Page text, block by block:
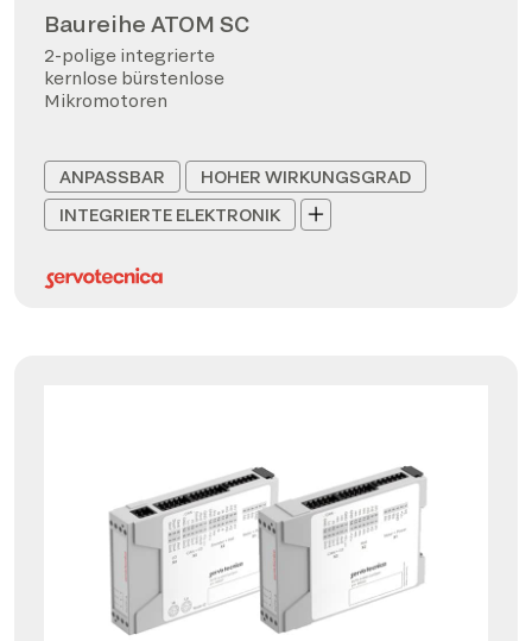
Baureihe ATOM SC
2-polige integrierte
kernlose bürstenlose
Mikromotoren
ANPASSBAR
HOHER WIRKUNGSGRAD
INTEGRIERTE ELEKTRONIK